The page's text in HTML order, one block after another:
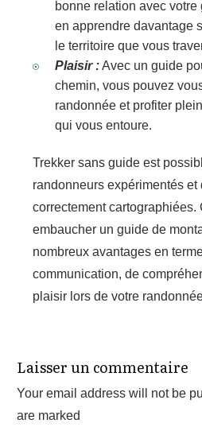
bonne relation avec
en apprendre davantage
le territoire que vous
Plaisir :Avec un guide
chemin, vous pouvez
randonnée et profiter
qui vous entoure.
Trekker sans guide est
randonneurs expérimentés et
correctement cartographiées.
embaucher un guide de
nombreux avantages en
communication, de
plaisir lors de votre
Laisser un commentaire
Your email address will not be
are marked